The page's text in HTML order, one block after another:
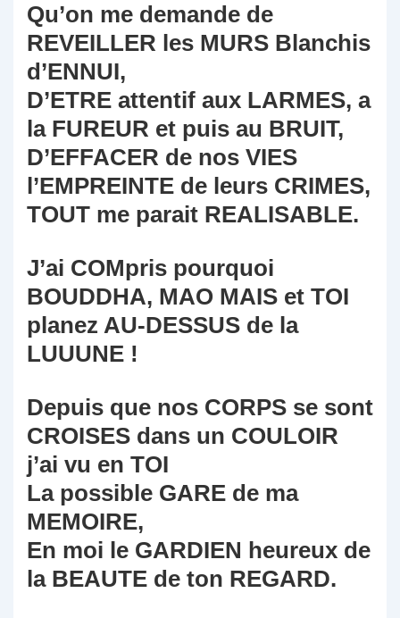
Qu’on me demande de
REVEILLER les MURS Blanchis
d’ENNUI,
D’ETRE attentif aux LARMES, a
la FUREUR et puis au BRUIT,
D’EFFACER de nos VIES
l’EMPREINTE de leurs CRIMES,
TOUT me parait REALISABLE.
J’ai COMpris pourquoi
BOUDDHA, MAO MAIS et TOI
planez AU-DESSUS de la
LUUUNE !
Depuis que nos CORPS se sont
CROISES dans un COULOIR
j’ai vu en TOI
La possible GARE de ma
MEMOIRE,
En moi le GARDIEN heureux de
la BEAUTE de ton REGARD.